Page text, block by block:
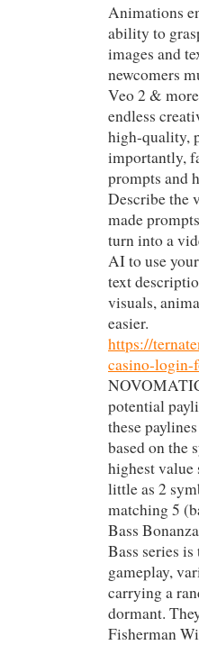
Animations
ability to
images and
newcomers
Veo 2 &
endless
high-quality,
importantly,
prompts and
Describe the
made
turn into a
AI to use
text
visuals,
easier.
https://
casino-login-
potential
these
based on the
highest value
little as 2
matching 5
Bass
Bass series
gameplay,
carrying a
dormant.
Fisherman